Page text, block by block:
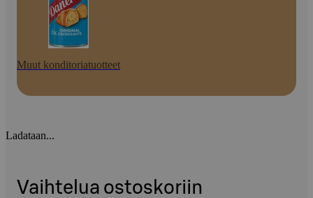
Muut konditoriatuotteet
Ladataan...
Vaihtelua ostoskoriin